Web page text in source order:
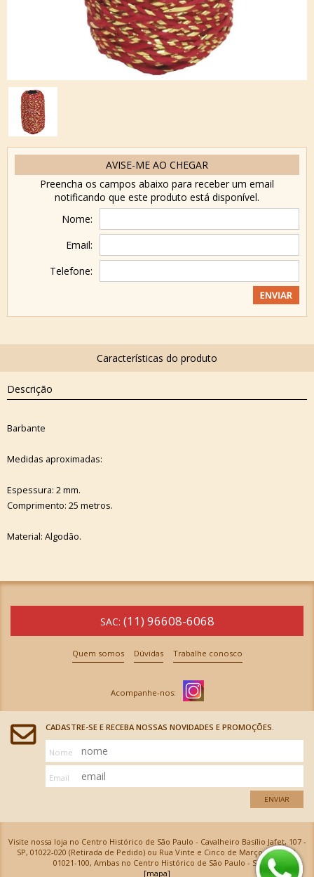
AVISE-ME AO CHEGAR
Preencha os campos abaixo para receber um email
notificando que este produto está disponível.
Nome:
Email:
Telefone:
Descrição
Barbante
Medidas aproximadas:
Espessura: 2 mm.
Comprimento: 25 metros.
Material: Algodão.
SAC: (11) 96608-6068
Quem somos Dúvidas Trabalhe conosco
CADASTRE-SE E RECEBA NOSSAS NOVIDADES E PROMOÇÕES.
Nome
Email
ENVIAR
Visite nossa loja no Centro Histórico de São Paulo - Cavalheiro Basílio Jafet, 107 -
SP, 01022-020 (Retirada de Pedido) ou Rua Vinte e Cinco de Março, 576 - SP,
01021-100, Ambas no Centro Histórico de São Paulo - SP
[mapa]